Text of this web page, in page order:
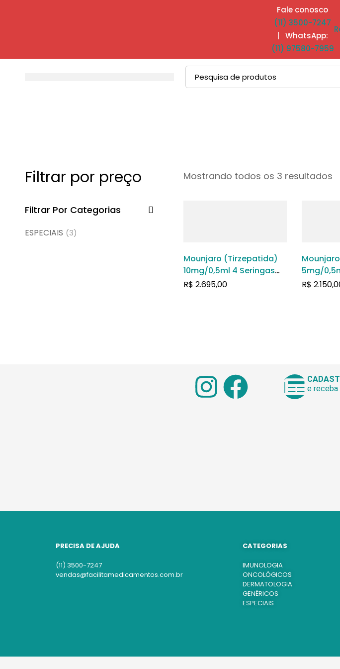
Fale conosco
(11) 3500-7247
| WhatsApp:
(11) 97580-7959
Filtrar por preço
Filtrar Por Categorias
ESPECIAIS (3)
Mostrando todos os 3 resultados
Mounjaro (Tirzepatida)
10mg/0,5ml 4 Seringas
Preenchidas
R$ 2.695,00
5mg/
R$
e receba
PRECISA DE AJUDA
(11) 3500-7247
vendas@facilitamedicamentos.com.br
CATEGORIAS
IMUNOLOGIA
ONCOLÓGICOS
DERMATOLOGIA
GENÉRICOS
ESPECIAIS